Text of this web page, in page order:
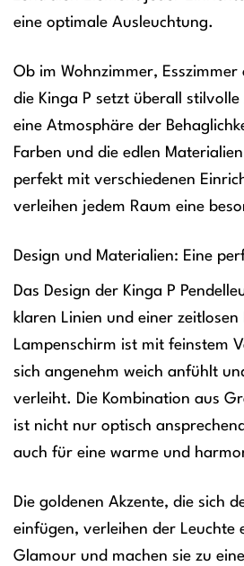
eine optimale Ausleuchtung.
Ob im Wohnzimmer, Esszimmer
die Kinga P setzt überall
eine Atmosphäre der
Farben und die edlen
perfekt mit verschiedenen
verleihen jedem Raum eine
Design und Materialien: Eine
Das Design der Kinga P
klaren Linien und einer zeitlosen
Lampenschirm ist mit feinstem
sich angenehm weich anfühlt
verleiht. Die Kombination aus
ist nicht nur optisch
auch für eine warme und
Die goldenen Akzente, die sich
einfügen, verleihen der Leuchte
Glamour und machen sie zu